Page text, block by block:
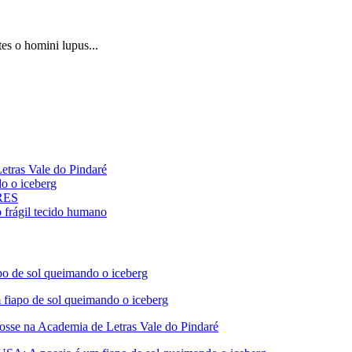
o homini lupus...
Vale do Pindaré
o iceberg
tecido humano
de sol queimando o iceberg
de sol queimando o iceberg
na Academia de Letras Vale do Pindaré